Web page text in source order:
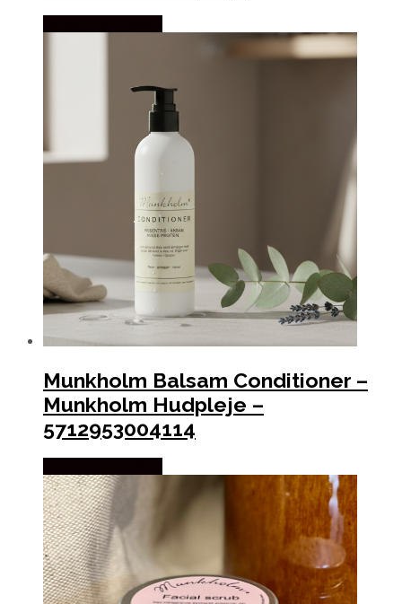
Munkholm Balsam Conditioner –
Munkholm Hudpleje –
5712953004114